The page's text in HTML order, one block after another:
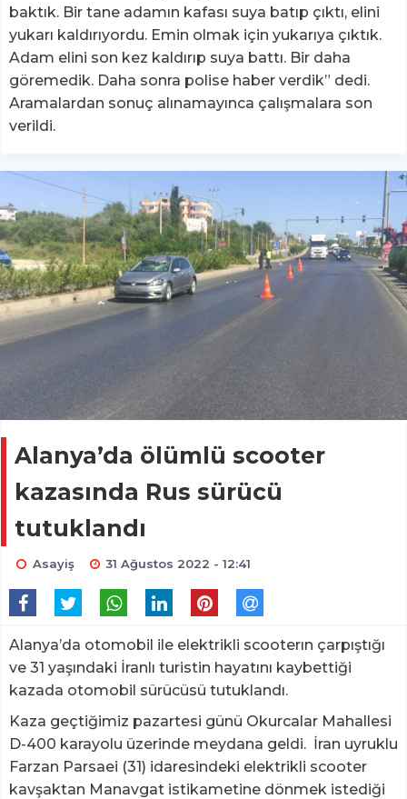
baktık. Bir tane adamın kafası suya batıp çıktı, elini
yukarı kaldırıyordu. Emin olmak için yukarıya çıktık.
Adam elini son kez kaldırıp suya battı. Bir daha
göremedik. Daha sonra polise haber verdik” dedi.
Aramalardan sonuç alınamayınca çalışmalara son
verildi.
Alanya’da ölümlü scooter
kazasında Rus sürücü
tutuklandı
Asayiş 31 Ağustos 2022 - 12:41
Alanya’da otomobil ile elektrikli scooterın çarpıştığı
ve 31 yaşındaki İranlı turistin hayatını kaybettiği
kazada otomobil sürücüsü tutuklandı.
Kaza geçtiğimiz pazartesi günü Okurcalar Mahallesi
D-400 karayolu üzerinde meydana geldi. İran uyruklu
Farzan Parsaei (31) idaresindeki elektrikli scooter
kavşaktan Manavgat istikametine dönmek istediği